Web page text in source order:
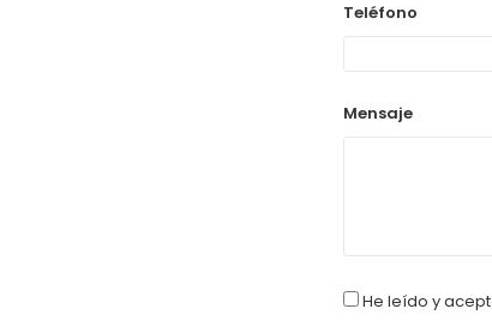
Teléfono
Mensaje
He leído y